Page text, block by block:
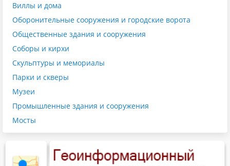
Виллы и дома
Оборонительные сооружения и городские ворота
Общественные здания и сооружения
Соборы и кирхи
Скульптуры и мемориалы
Парки и скверы
Музеи
Промышленные здания и сооружения
Мосты